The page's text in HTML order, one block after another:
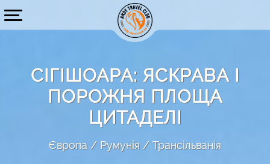
СІГІШОАРА: ЯСКРАВА І
ПОРОЖНЯ ПЛОЩА
ЦИТАДЕЛІ
Європа Румунія Трансільванія